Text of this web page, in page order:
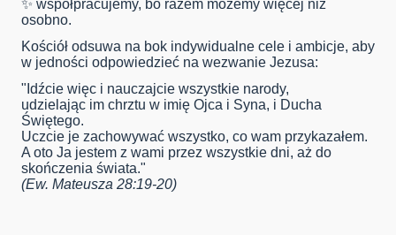
✨ współpracujemy, bo razem możemy więcej niż
osobno.
Kościół odsuwa na bok indywidualne cele i ambicje, aby
w jedności odpowiedzieć na wezwanie Jezusa:
"Idźcie więc i nauczajcie wszystkie narody,
udzielając im chrztu w imię Ojca i Syna, i Ducha
Świętego.
Uczcie je zachowywać wszystko, co wam przykazałem.
A oto Ja jestem z wami przez wszystkie dni, aż do
skończenia świata."
(Ew. Mateusza 28:19-20)